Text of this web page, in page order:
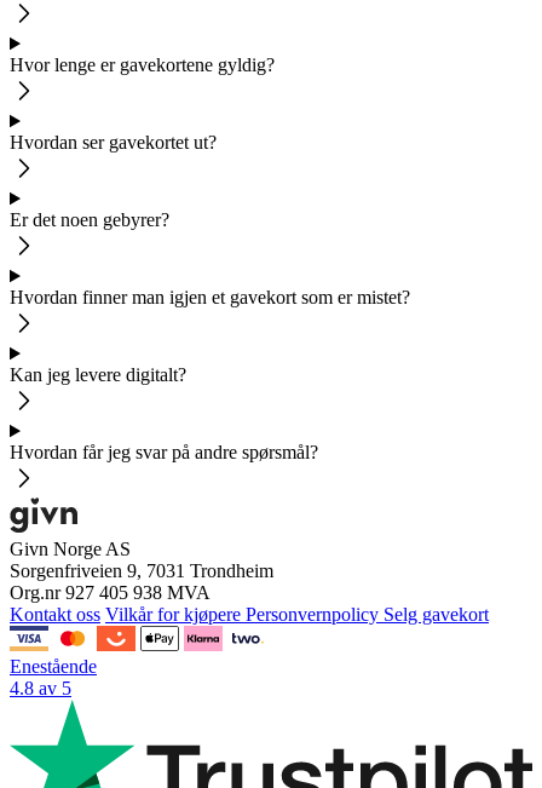
Hvor lenge er gavekortene gyldig?
Hvordan ser gavekortet ut?
Er det noen gebyrer?
Hvordan finner man igjen et gavekort som er mistet?
Kan jeg levere digitalt?
Hvordan får jeg svar på andre spørsmål?
Givn Norge AS
Sorgenfriveien 9, 7031 Trondheim
Org.nr 927 405 938 MVA
Kontakt oss Vilkår for kjøpere Personvernpolicy Selg gavekort
Enestående
4.8 av 5